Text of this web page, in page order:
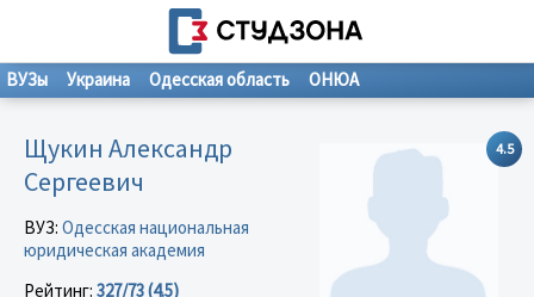
ВУЗы Украина Одесская область ОНЮА
4.5
Щукин Александр
Сергеевич
ВУЗ: Одесская национальная
юридическая академия
Рейтинг: 327/73 (4.5)